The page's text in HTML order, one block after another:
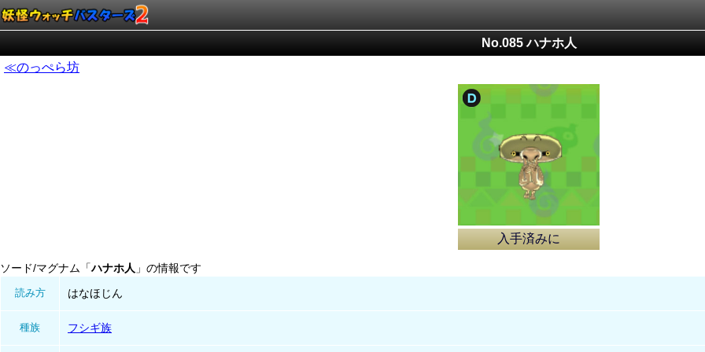
No.085 ハナホ人
≪のっぺら坊
入手済みに
ソード/マグナム「ハナホ人 」の情報です
読み方 はなほじん
種族 フシギ族